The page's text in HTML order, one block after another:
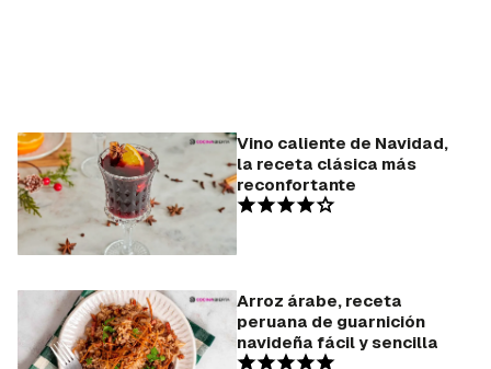
Vino caliente de Navidad,
la receta clásica más
reconfortante
Arroz árabe, receta
peruana de guarnición
navideña fácil y sencilla